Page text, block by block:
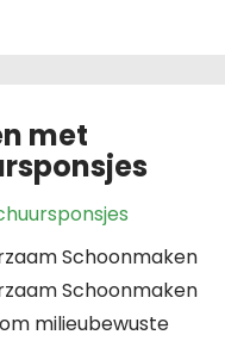
met
Schoonmaken
Schoonmaken
milieubewuste